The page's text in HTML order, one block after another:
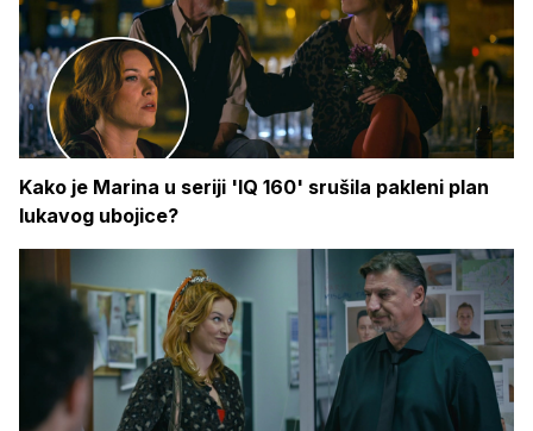
Kako je Marina u seriji 'IQ 160' srušila pakleni plan
lukavog ubojice?